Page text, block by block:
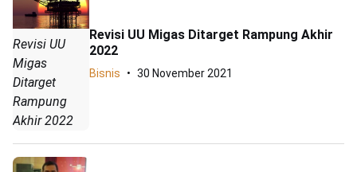
Revisi UU
Migas
Ditarget
Rampung
Akhir 2022
Revisi UU Migas Ditarget Rampung Akhir
2022
Bisnis 30 November 2021